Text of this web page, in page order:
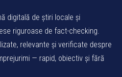
digitală de știri locale și
riguroase de fact-checking.
relevante și verificate despre
— rapid, obiectiv și fără